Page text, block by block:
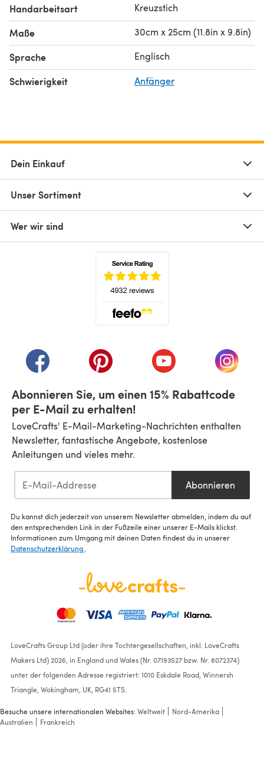
For beginner cross stitchers, check out our guide onhow
to cross stitch
Handarbeitsart Kreuzstich
Maße 30cm x 25cm (11.8in x 9.8in)
Sprache Englisch
Schwierigkeit Anfänger
Dein Einkauf
Unser Sortiment
Wer wir sind
(öffnet sich in einem neuen Tab)
(öffnet sich in einem neuen Tab)
(öffnet sich in einem
(öffnet
Abonnieren Sie, um einen 15% Rabattcode
per E-Mail zu erhalten!
LoveCrafts' E-Mail-Marketing-Nachrichten enthalten
Newsletter, fantastische Angebote, kostenlose
Anleitungen und vieles mehr.
Abonnieren
Du kannst dich jederzeit von unserem Newsletter abmelden, indem du auf
den entsprechenden Link in der Fußzeile einer unserer E-Mails klickst.
Informationen zum Umgang mit deinen Daten findest du in unserer
Datenschutzerklärung
LoveCrafts Group Ltd (oder ihre Tochtergesellschaften, inkl. LoveCrafts
Makers Ltd) 2026, in England und Wales (Nr. 07193527 bzw. Nr. 8072374)
unter der folgenden Adresse registriert: 1010 Eskdale Road, Winnersh
Triangle, Wokingham, UK, RG41 5TS.
Besuche unsere internationalen Websites:Weltweit
Nord-Amerika
Australien
Frankreich